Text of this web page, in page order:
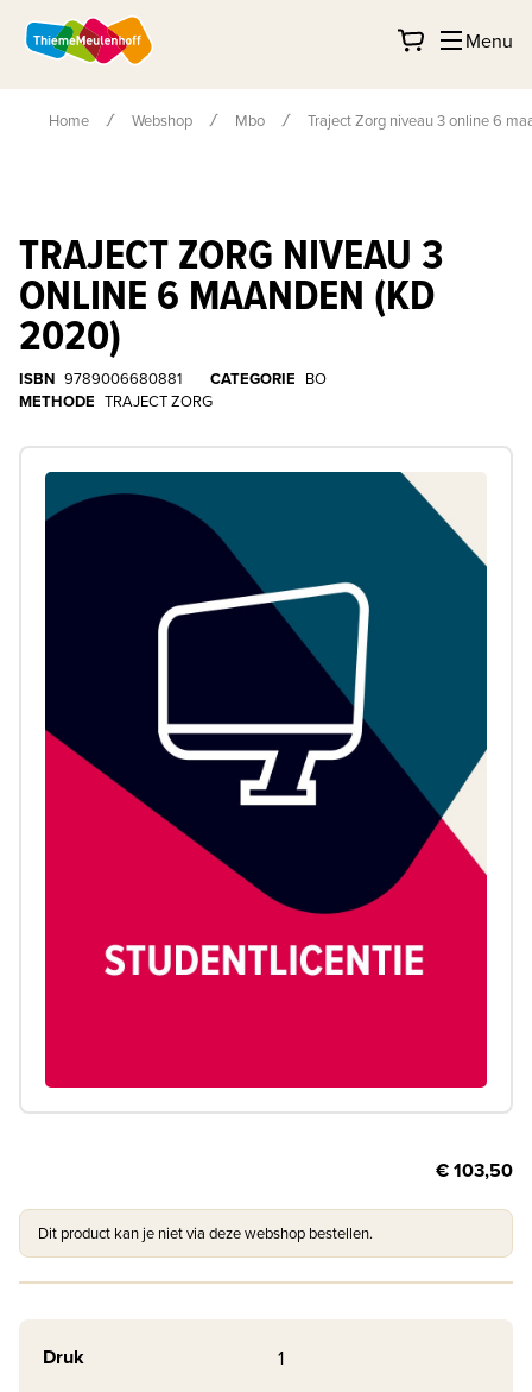
Menu
Home Webshop Mbo Traject Zorg niveau 3 online 6
TRAJECT ZORG NIVEAU 3
ONLINE 6 MAANDEN (KD
2020)
ISBN 9789006680881 CATEGORIE BO
METHODE TRAJECT ZORG
€ 103,50
Dit product kan je niet via deze webshop bestellen.
Druk 1